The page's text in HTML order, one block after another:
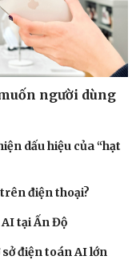
người dùng
dấu hiệu của “hạt
điện thoại?
tại Ấn Độ
điện toán AI lớn